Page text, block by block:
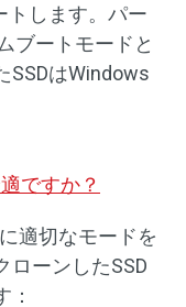
トします。パー
ブートモードと
SSDはWindows
ですか？
適切なモードを
ローンしたSSD